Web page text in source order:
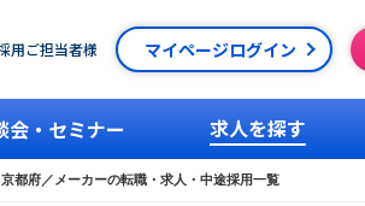
用ご担当者様 マイページログイン
会・セミナー 求人を探す
京都府／メーカーの転職・求人・中途採用一覧